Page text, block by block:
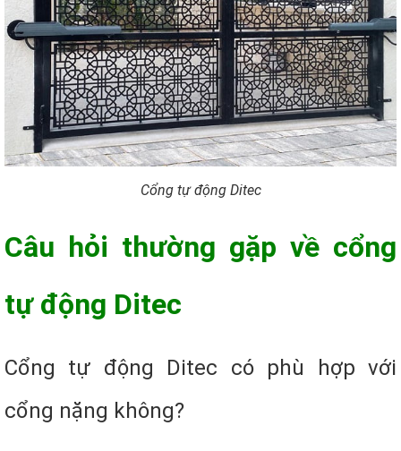
Cổng tự động Ditec
Câu hỏi thường gặp về cổng
tự động Ditec
Cổng tự động Ditec có phù hợp với
cổng nặng không?